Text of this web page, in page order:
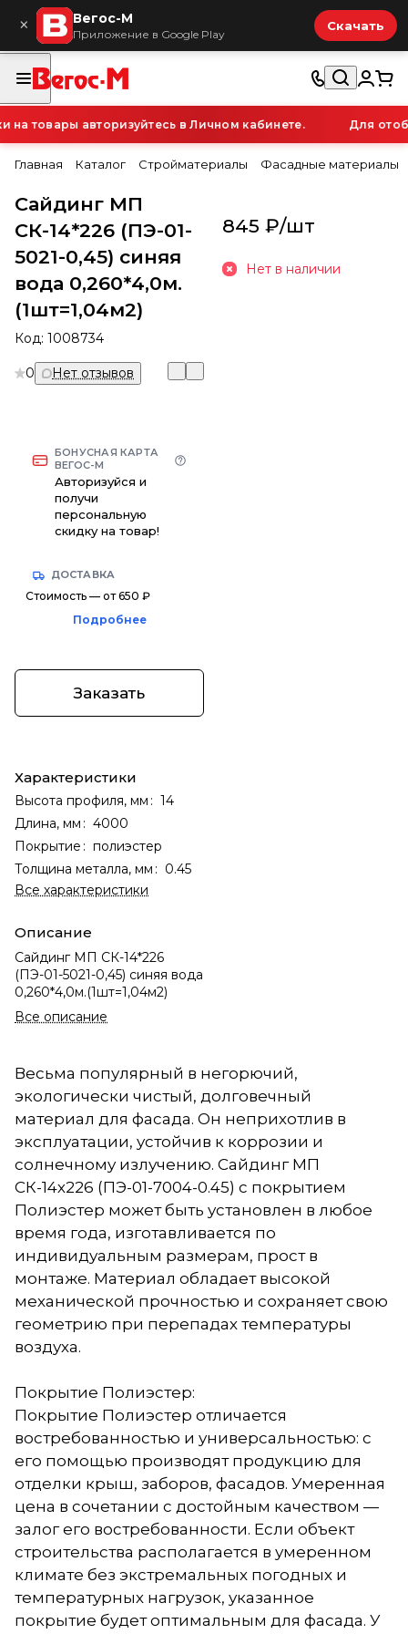
× Вегос-М
Приложение в Google Play
Скачать
товары авторизуйтесь в Личном кабинете. Для
Главная Каталог Стройматериалы Фасадные материалы
Сайдинг МП
СК-14*226 (ПЭ-01-
5021-0,45) синяя
вода 0,260*4,0м.
(1шт=1,04м2)
Код: 1008734
0 Нет отзывов
БОНУСНАЯ КАРТА
ВЕГОС-М
Авторизуйся и
получи
персональную
скидку на товар!
ДОСТАВКА
Стоимость — от 650 ₽
Подробнее
Заказать
Характеристики
Высота профиля, мм : 14
Длина, мм : 4000
Покрытие : полиэстер
Толщина металла, мм : 0.45
Все характеристики
Описание
Сайдинг МП СК-14*226
(ПЭ-01-5021-0,45) синяя вода
0,260*4,0м.(1шт=1,04м2)
Все описание
845 ₽/шт
Нет в наличии
Весьма популярный в негорючий,
экологически чистый, долговечный
материал для фасада. Он неприхотлив в
эксплуатации, устойчив к коррозии и
солнечному излучению. Сайдинг МП
СК-14х226 (ПЭ-01-7004-0.45) с покрытием
Полиэстер может быть установлен в любое
время года, изготавливается по
индивидуальным размерам, прост в
монтаже. Материал обладает высокой
механической прочностью и сохраняет свою
геометрию при перепадах температуры
воздуха.
Покрытие Полиэстер:
Покрытие Полиэстер отличается
востребованностью и универсальностью: с
его помощью производят продукцию для
отделки крыш, заборов, фасадов. Умеренная
цена в сочетании с достойным качеством —
залог его востребованности. Если объект
строительства располагается в умеренном
климате без экстремальных погодных и
температурных нагрузок, указанное
покрытие будет оптимальным для фасада. У